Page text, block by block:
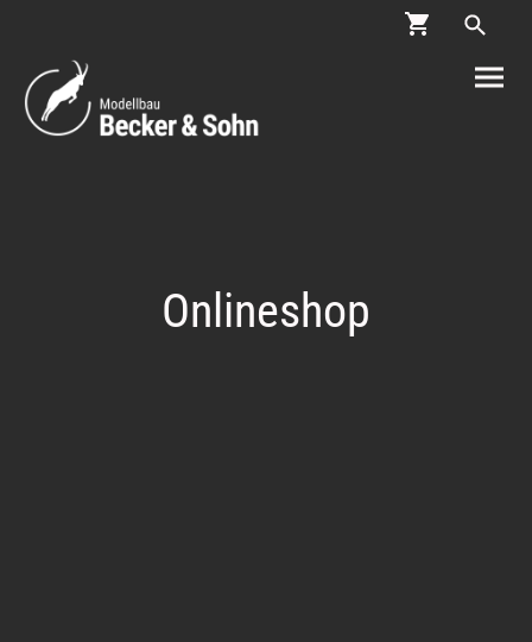
Onlineshop